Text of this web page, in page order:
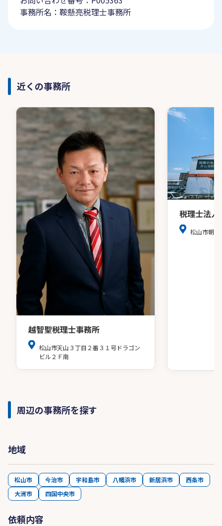
事務所名：鞍懸亮税理士事務所
近くの事務所
越智聖税理士事務所
松山市天山３丁目２番３１号ドラゴン
ビル２Ｆ南
税理士法人
松山市朝
周辺の事務所を探す
地域
松山市 今治市 宇和島市 八幡浜市 新居浜市
西条市
大洲市
四国中央市
依頼内容